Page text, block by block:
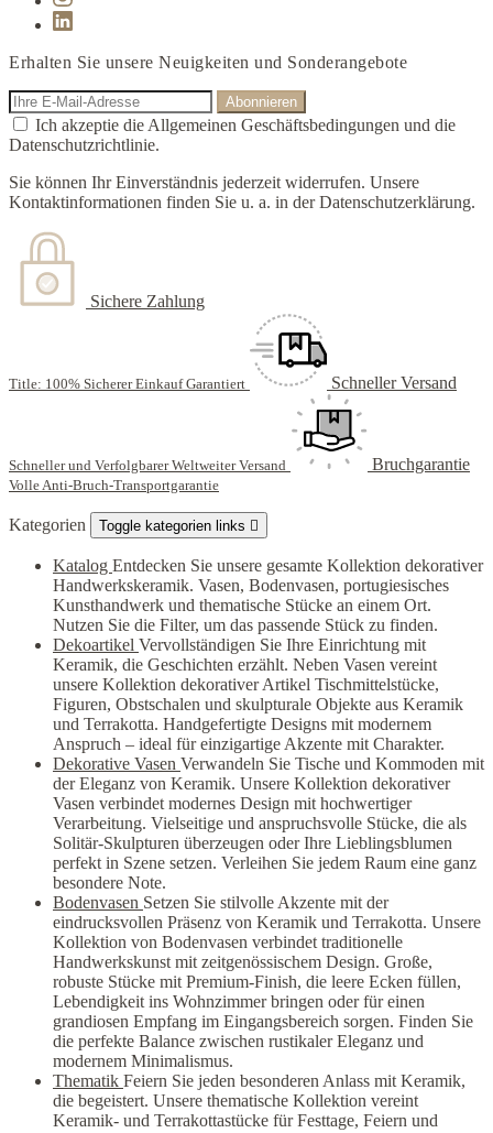
Erhalten Sie unsere Neuigkeiten und Sonderangebote
Ich akzeptie die Allgemeinen Geschäftsbedingungen und die
Datenschutzrichtlinie.
Sie können Ihr Einverständnis jederzeit widerrufen. Unsere
Kontaktinformationen finden Sie u. a. in der Datenschutzerklärung.
Sichere Zahlung
Title: 100% Sicherer Einkauf Garantiert Schneller Versand
Schneller und Verfolgbarer Weltweiter Versand Bruchgarantie
Volle Anti-Bruch-Transportgarantie
Kategorien Toggle kategorien links 
Katalog Entdecken Sie unsere gesamte Kollektion dekorativer
Handwerkskeramik. Vasen, Bodenvasen, portugiesisches
Kunsthandwerk und thematische Stücke an einem Ort.
Nutzen Sie die Filter, um das passende Stück zu finden.
Dekoartikel Vervollständigen Sie Ihre Einrichtung mit
Keramik, die Geschichten erzählt. Neben Vasen vereint
unsere Kollektion dekorativer Artikel Tischmittelstücke,
Figuren, Obstschalen und skulpturale Objekte aus Keramik
und Terrakotta. Handgefertigte Designs mit modernem
Anspruch – ideal für einzigartige Akzente mit Charakter.
Dekorative Vasen Verwandeln Sie Tische und Kommoden mit
der Eleganz von Keramik. Unsere Kollektion dekorativer
Vasen verbindet modernes Design mit hochwertiger
Verarbeitung. Vielseitige und anspruchsvolle Stücke, die als
Solitär-Skulpturen überzeugen oder Ihre Lieblingsblumen
perfekt in Szene setzen. Verleihen Sie jedem Raum eine ganz
besondere Note.
Bodenvasen Setzen Sie stilvolle Akzente mit der
eindrucksvollen Präsenz von Keramik und Terrakotta. Unsere
Kollektion von Bodenvasen verbindet traditionelle
Handwerkskunst mit zeitgenössischem Design. Große,
robuste Stücke mit Premium-Finish, die leere Ecken füllen,
Lebendigkeit ins Wohnzimmer bringen oder für einen
grandiosen Empfang im Eingangsbereich sorgen. Finden Sie
die perfekte Balance zwischen rustikaler Eleganz und
modernem Minimalismus.
Thematik Feiern Sie jeden besonderen Anlass mit Keramik,
die begeistert. Unsere thematische Kollektion vereint
Keramik- und Terrakottastücke für Festtage, Feiern und